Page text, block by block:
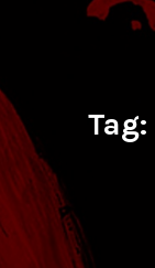
Tag: